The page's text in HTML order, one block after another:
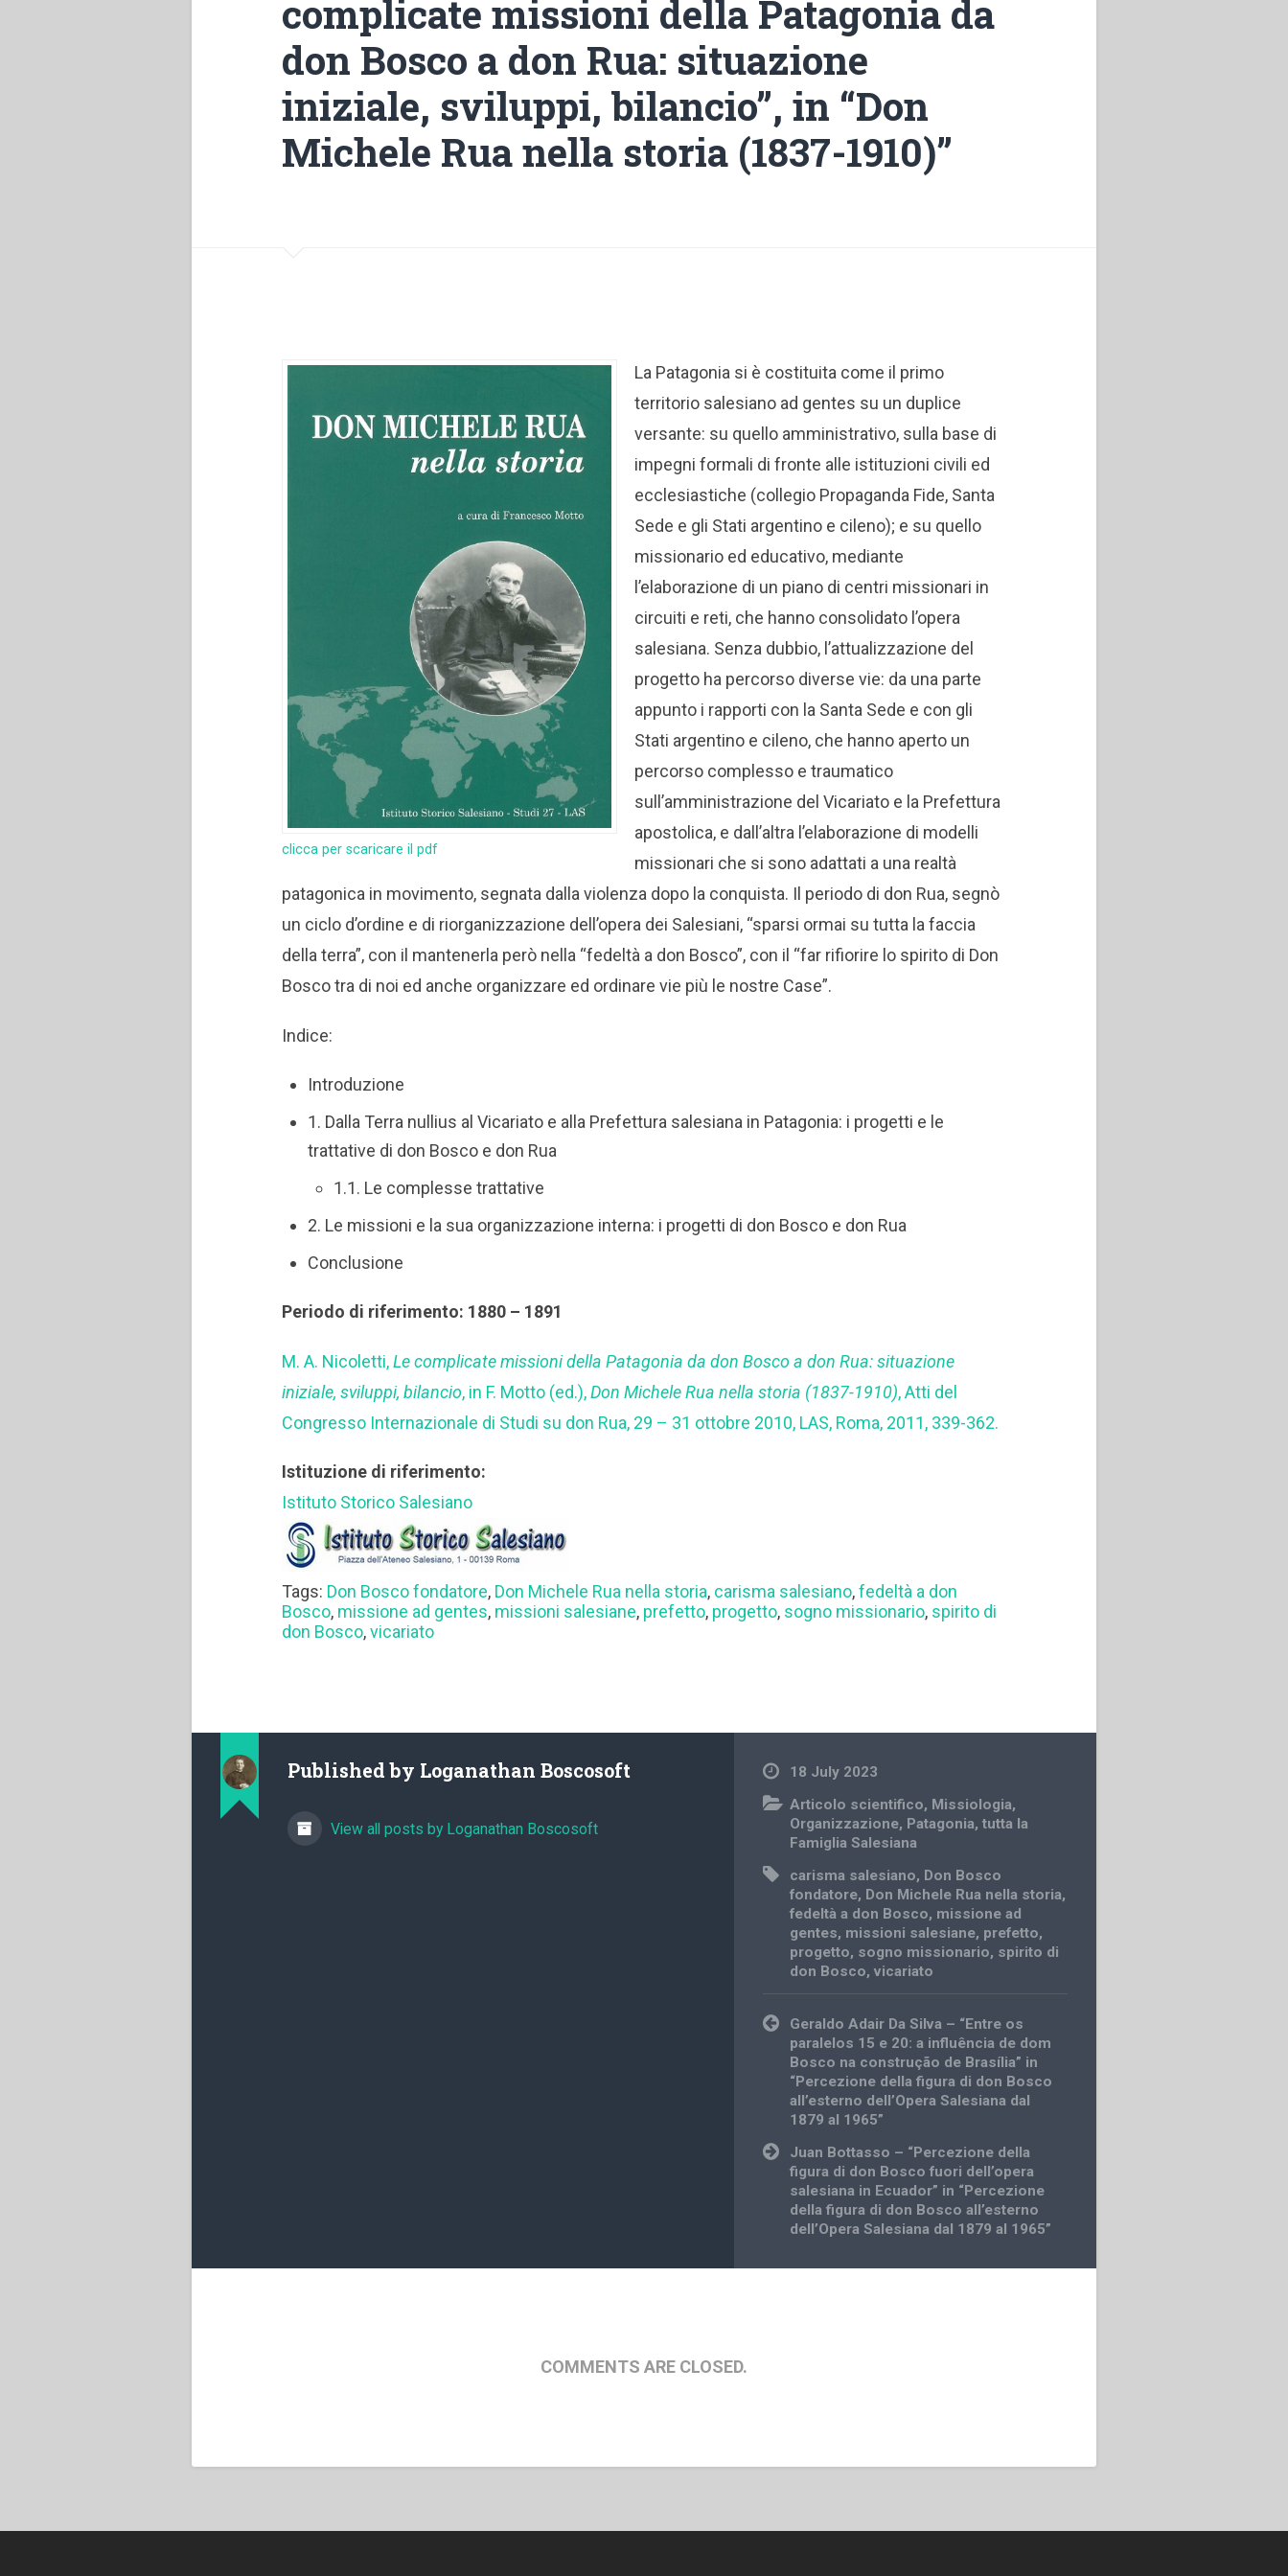
complicate missioni della Patagonia da
don Bosco a don Rua: situazione
iniziale, sviluppi, bilancio”, in “Don
Michele Rua nella storia (1837-1910)”
clicca per scaricare il pdf
La Patagonia si è costituita come il primo
territorio salesiano ad gentes su un duplice
versante: su quello amministrativo, sulla base di
impegni formali di fronte alle istituzioni civili ed
ecclesiastiche (collegio Propaganda Fide, Santa
Sede e gli Stati argentino e cileno); e su quello
missionario ed educativo, mediante
l’elaborazione di un piano di centri missionari in
circuiti e reti, che hanno consolidato l’opera
salesiana. Senza dubbio, l’attualizzazione del
progetto ha percorso diverse vie: da una parte
appunto i rapporti con la Santa Sede e con gli
Stati argentino e cileno, che hanno aperto un
percorso complesso e traumatico
sull’amministrazione del Vicariato e la Prefettura
apostolica, e dall’altra l’elaborazione di modelli
missionari che si sono adattati a una realtà
patagonica in movimento, segnata dalla violenza dopo la conquista. Il periodo di don Rua, segnò
un ciclo d’ordine e di riorganizzazione dell’opera dei Salesiani, “sparsi ormai su tutta la faccia
della terra”, con il mantenerla però nella “fedeltà a don Bosco”, con il “far rifiorire lo spirito di Don
Bosco tra di noi ed anche organizzare ed ordinare vie più le nostre Case”.
Indice:
Introduzione
1. Dalla Terra nullius al Vicariato e alla Prefettura salesiana in Patagonia: i progetti e le
trattative di don Bosco e don Rua
1.1. Le complesse trattative
2. Le missioni e la sua organizzazione interna: i progetti di don Bosco e don Rua
Conclusione
Periodo di riferimento: 1880 – 1891
M. A. Nicoletti,Le complicate missioni della Patagonia da don Bosco a don Rua: situazione
iniziale, sviluppi, bilancio, in F. Motto (ed.),Don Michele Rua nella storia (1837-1910), Atti del
Congresso Internazionale di Studi su don Rua, 29 – 31 ottobre 2010, LAS, Roma, 2011, 339-362.
Istituzione di riferimento:
Istituto Storico Salesiano
Tags: Don Bosco fondatore, Don Michele Rua nella storia, carisma salesiano,fedeltà a don
Bosco, missione ad gentes, missioni salesiane, prefetto, progetto, sogno missionario, spirito di
don Bosco,vicariato
Published by Loganathan Boscosoft
View all posts by Loganathan Boscosoft
18 July 2023
Articolo scientifico, Missiologia,
Organizzazione, Patagonia,tutta la
Famiglia Salesiana
carisma salesiano, Don Bosco
fondatore, Don Michele Rua nella storia,
fedeltà a don Bosco, missione ad
gentes, missioni salesiane, prefetto,
progetto, sogno missionario, spirito di
don Bosco,vicariato
Post
navigation
Geraldo Adair Da Silva – “Entre os
paralelos 15 e 20: a influência de dom
Bosco na construção de Brasília” in
“Percezione della figura di don Bosco
all’esterno dell’Opera Salesiana dal
1879 al 1965”
Juan Bottasso – “Percezione della
figura di don Bosco fuori dell’opera
salesiana in Ecuador” in “Percezione
della figura di don Bosco all’esterno
dell’Opera Salesiana dal 1879 al 1965”
COMMENTS ARE CLOSED.